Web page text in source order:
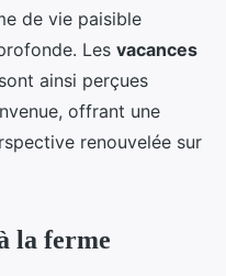
de vie paisible
Les vacances
ainsi perçues
offrant une
renouvelée sur
la ferme